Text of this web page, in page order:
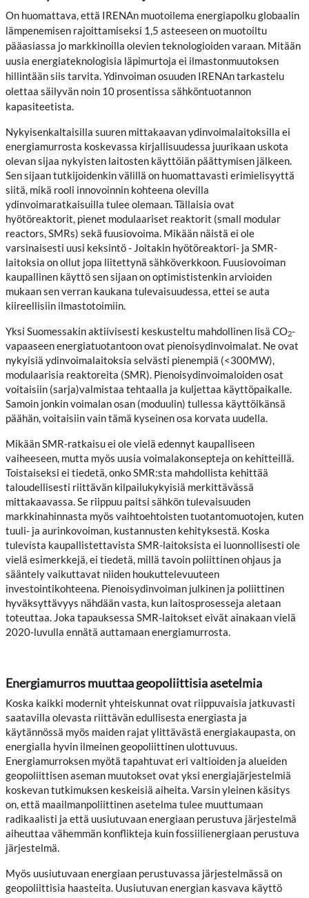
On huomattava, että IRENAn muotoilema energiapolku globaalin
lämpenemisen rajoittamiseksi 1,5 asteeseen on muotoiltu
pääasiassa jo markkinoilla olevien teknologioiden varaan. Mitään
uusia energiateknologisia läpimurtoja ei ilmastonmuutoksen
hillintään siis tarvita. Ydinvoiman osuuden IRENAn tarkastelu
olettaa säilyvän noin 10 prosentissa sähköntuotannon
kapasiteetista.
Nykyisenkaltaisilla suuren mittakaavan ydinvoimalaitoksilla ei
energiamurrosta koskevassa kirjallisuudessa juurikaan uskota
olevan sijaa nykyisten laitosten käyttöiän päättymisen jälkeen.
Sen sijaan tutkijoidenkin välillä on huomattavasti erimielisyyttä
siitä, mikä rooli innovoinnin kohteena olevilla
ydinvoimaratkaisuilla tulee olemaan. Tällaisia ovat
hyötöreaktorit, pienet modulaariset reaktorit (small modular
reactors, SMRs) sekä fuusiovoima. Mikään näistä ei ole
varsinaisesti uusi keksintö - Joitakin hyötöreaktori- ja SMR-
laitoksia on ollut jopa liitettynä sähköverkkoon. Fuusiovoiman
kaupallinen käyttö sen sijaan on optimististenkin arvioiden
mukaan sen verran kaukana tulevaisuudessa, ettei se auta
kiireellisiin ilmastotoimiin.
Yksi Suomessakin aktiivisesti keskusteltu mahdollinen lisä CO2-
vapaaseen energiatuotantoon ovat pienoisydinvoimalat. Ne ovat
nykyisiä ydinvoimalaitoksia selvästi pienempiä (<300MW),
modulaarisia reaktoreita (SMR). Pienoisydinvoimaloiden osat
voitaisiin (sarja)valmistaa tehtaalla ja kuljettaa käyttöpaikalle.
Samoin jonkin voimalan osan (moduulin) tullessa käyttöikänsä
päähän, voitaisiin vain tämä kyseinen osa korvata uudella.
Mikään SMR-ratkaisu ei ole vielä edennyt kaupalliseen
vaiheeseen, mutta myös uusia voimalakonsepteja on kehitteillä.
Toistaiseksi ei tiedetä, onko SMR:sta mahdollista kehittää
taloudellisesti riittävän kilpailukykyisiä merkittävässä
mittakaavassa. Se riippuu paitsi sähkön tulevaisuuden
markkinahinnasta myös vaihtoehtoisten tuotantomuotojen, kuten
tuuli- ja aurinkovoiman, kustannusten kehityksestä. Koska
tulevista kaupallistettavista SMR-laitoksista ei luonnollisesti ole
vielä esimerkkejä, ei tiedetä, millä tavoin poliittinen ohjaus ja
sääntely vaikuttavat niiden houkuttelevuuteen
investointikohteena. Pienoisydinvoiman julkinen ja poliittinen
hyväksyttävyys nähdään vasta, kun laitosprosesseja aletaan
toteuttaa. Joka tapauksessa SMR-laitokset eivät ainakaan vielä
2020-luvulla ennätä auttamaan energiamurrosta.
Energiamurros muuttaa geopoliittisia asetelmia
Koska kaikki modernit yhteiskunnat ovat riippuvaisia jatkuvasti
saatavilla olevasta riittävän edullisesta energiasta ja
käytännössä myös maiden rajat ylittävästä energiakaupasta, on
energialla hyvin ilmeinen geopoliittinen ulottuvuus.
Energiamurroksen myötä tapahtuvat eri valtioiden ja alueiden
geopoliittisen aseman muutokset ovat yksi energiajärjestelmiä
koskevan tutkimuksen keskeisiä aiheita. Varsin yleinen käsitys
on, että maailmanpoliittinen asetelma tulee muuttumaan
radikaalisti ja että uusiutuvaan energiaan perustuva järjestelmä
aiheuttaa vähemmän konflikteja kuin fossiilienergiaan perustuva
järjestelmä.
Myös uusiutuvaan energiaan perustuvassa järjestelmässä on
geopoliittisia haasteita. Uusiutuvan energian kasvava käyttö